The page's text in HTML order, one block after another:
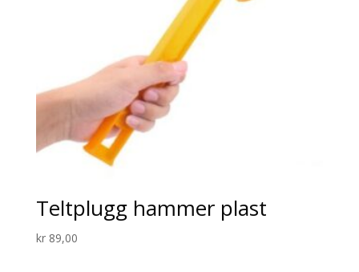
Teltplugg hammer plast
kr89,00